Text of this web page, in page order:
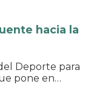
hacia la
Deporte para
pone en…